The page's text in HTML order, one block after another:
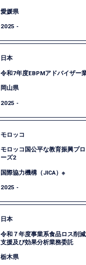
価、職員研修等を実施します。
愛媛県
2025 -
愛媛県におけるEBPMの推進に
証を行うため、対象事業の選定
効果検証デザインの設計に係る
日本
令和7年度EBPMアドバイザー
岡山県
2025 -
岡山県におけるEBPMの普及・
分析・効果検証を見据えた事業
等に関する支援を行います。
を得るための職員向け研修を実
モロッコ
モロッコ国公平な教育振興プ
ーズ2
国際協力機構（JICA）※
2025 -
本技術協力プロジェクトでは、
育段階における算数の学習の質
上を目的に、対象地域の各校
継続的な取り組みを支援してい
日本
令和７年度事業系食品ロス削
支援及び効果分析業務委託
栃木県